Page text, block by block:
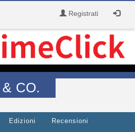
Registrati
CO.
Edizioni Recensioni